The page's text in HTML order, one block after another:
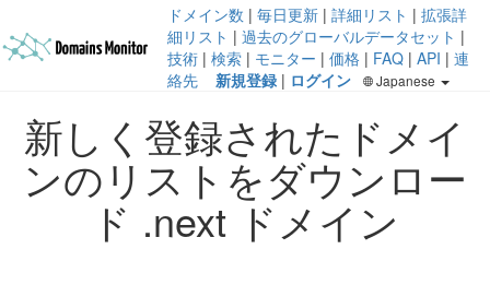
ドメイン数 | 毎日更新 | 詳細リスト | 拡張詳
細リスト | 過去のグローバルデータセット |
技術 | 検索 | モニター | 価格 | FAQ | API | 連
絡先
新規登録 | ログイン Japanese
新しく登録されたドメイ
ンのリストをダウンロー
ド .next ドメイン